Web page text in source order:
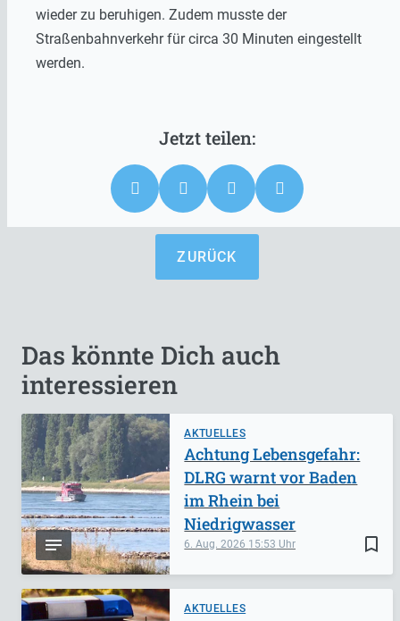
wieder zu beruhigen. Zudem musste der
Straßenbahnverkehr für circa 30 Minuten eingestellt
werden.
ZURÜCK
Das könnte Dich auch
interessieren
AKTUELLES
bookmark_border
6. Aug. 2026 15:53
Achtung Lebensgefahr:
DLRG warnt vor Baden
im Rhein bei
Niedrigwasser
AKTUELLES